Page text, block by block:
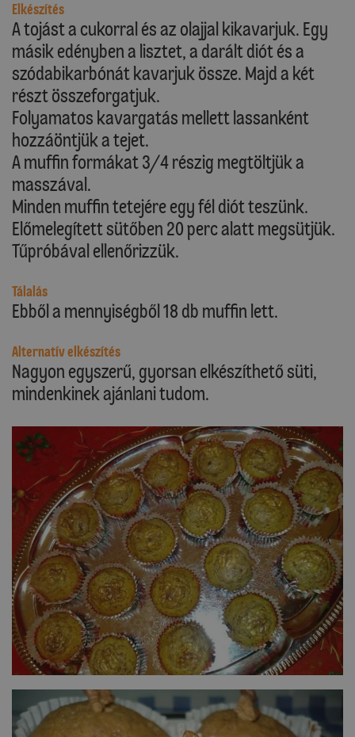
Elkészítés
A tojást a cukorral és az olajjal kikavarjuk. Egy
másik edényben a lisztet, a darált diót és a
szódabikarbónát kavarjuk össze. Majd a két
részt összeforgatjuk.
Folyamatos kavargatás mellett lassanként
hozzáöntjük a tejet.
A muffin formákat 3/4 részig megtöltjük a
masszával.
Minden muffin tetejére egy fél diót teszünk.
Előmelegített sütőben 20 perc alatt megsütjük.
Tűpróbával ellenőrizzük.
Tálalás
Ebből a mennyiségből 18 db muffin lett.
Alternatív elkészítés
Nagyon egyszerű, gyorsan elkészíthető süti,
mindenkinek ajánlani tudom.